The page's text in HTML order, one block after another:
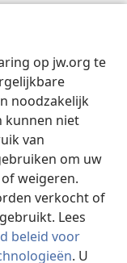
op jw.org te
noodzakelijk
kunnen niet
van
om uw
weigeren.
verkocht of
Lees
beleid voor
. U